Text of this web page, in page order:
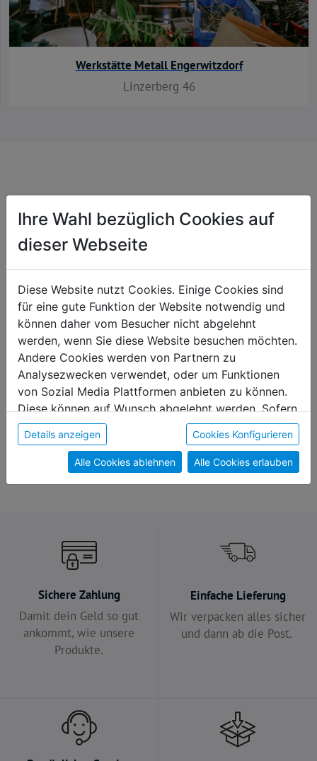
Werkstätte Metall Engerwitzdorf
Linzerberg 46
Erlkönigin Apfelchips
Täschchen "Fürs
€ 7,90
Sichere Zahlung
Damit dein Geld so gut
ankommt, wie unsere
Produkte.
Einfache Lieferung
Wir verpacken alles sicher
und dann ab die Post.
Ihre Wahl bezüglich Cookies auf
dieser Webseite
Diese Website nutzt Cookies. Einige Cookies sind
für eine gute Funktion der Website notwendig und
können daher vom Besucher nicht abgelehnt
werden, wenn Sie diese Website besuchen möchten.
Andere Cookies werden von Partnern zu
Analysezwecken verwendet, oder um Funktionen
von Sozial Media Plattformen anbieten zu können.
Diese können auf Wunsch abgelehnt werden. Sofern
sie unsere Webseite weiter nutzen, geben Sie
Einwilligung zu unseren Cookies.
Details anzeigen Cookies Konfigurieren
Alle Cookies ablehnen Alle Cookies erlauben